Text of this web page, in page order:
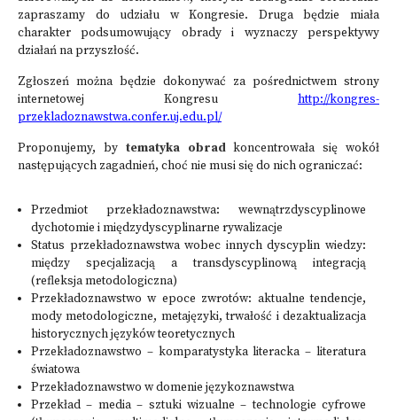
zapraszamy do udziału w Kongresie. Druga będzie miała
charakter podsumowujący obrady i wyznaczy perspektywy
działań na przyszłość.
Zgłoszeń można będzie dokonywać za pośrednictwem strony
internetowej Kongresu http://kongres-
przekladoznawstwa.confer.uj.edu.pl/
Proponujemy, by tematyka obradkoncentrowała się wokół
następujących zagadnień, choć nie musi się do nich ograniczać:
Przedmiot przekładoznawstwa: wewnątrzdyscyplinowe
dychotomie i międzydyscyplinarne rywalizacje
Status przekładoznawstwa wobec innych dyscyplin wiedzy:
między specjalizacją a transdyscyplinową integracją
(refleksja metodologiczna)
Przekładoznawstwo w epoce zwrotów: aktualne tendencje,
mody metodologiczne, metajęzyki, trwałość i dezaktualizacja
historycznych języków teoretycznych
Przekładoznawstwo – komparatystyka literacka – literatura
światowa
Przekładoznawstwo w domenie językoznawstwa
Przekład – media – sztuki wizualne – technologie cyfrowe